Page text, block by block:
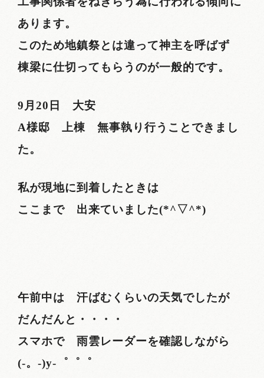
あります。
このため地鎮祭とは違って神主を呼ばず
棟梁に仕切ってもらうのが一般的です。
9月20日 大安
A様邸 上棟 無事執り行うことできまし
た。
私が現地に到着したときは
ここまで 出来ていました(*^▽^*)
午前中は 汗ばむくらいの天気でしたが
だんだんと・・・・
スマホで 雨雲レーダーを確認しながら
(-。-)y-゜゜゜